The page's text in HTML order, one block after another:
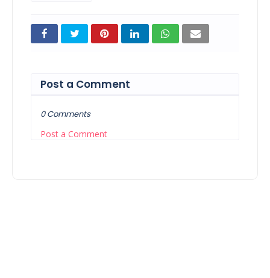
Post a Comment
0 Comments
Post a Comment